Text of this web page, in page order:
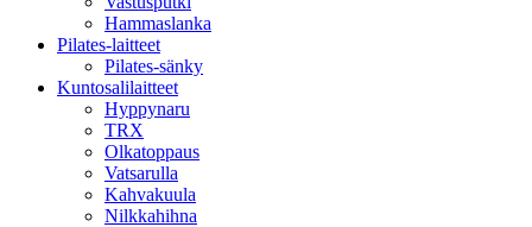
Hammaslanka
Pilates-laitteet
Pilates-sänky
Kuntosalilaitteet
Hyppynaru
TRX
Olkatoppaus
Vatsarulla
Kahvakuula
Nilkkahihna